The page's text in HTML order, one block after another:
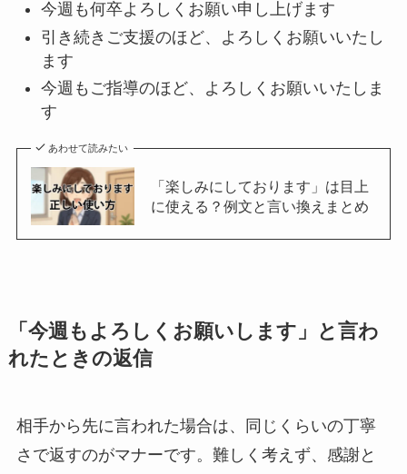
今週も何卒よろしくお願い申し上げます
引き続きご支援のほど、よろしくお願いいたし
ます
今週もご指導のほど、よろしくお願いいたしま
す
あわせて読みたい
「楽しみにしております」は目上
に使える？例文と言い換えまとめ
「今週もよろしくお願いします」と言わ
れたときの返信
相手から先に言われた場合は、同じくらいの丁寧
さで返すのがマナーです。難しく考えず、感謝と